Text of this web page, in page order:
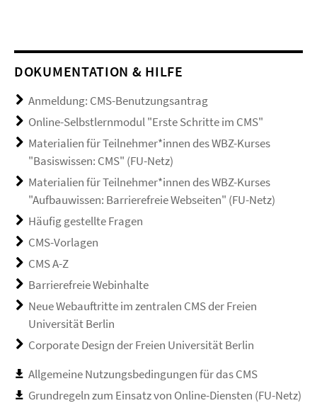
DOKUMENTATION & HILFE
Anmeldung: CMS-Benutzungsantrag
Online-Selbstlernmodul "Erste Schritte im CMS"
Materialien für Teilnehmer*innen des WBZ-Kurses
"Basiswissen: CMS" (FU-Netz)
Materialien für Teilnehmer*innen des WBZ-Kurses
"Aufbauwissen: Barrierefreie Webseiten" (FU-Netz)
Häufig gestellte Fragen
CMS-Vorlagen
CMS A-Z
Barrierefreie Webinhalte
Neue Webauftritte im zentralen CMS der Freien
Universität Berlin
Corporate Design der Freien Universität Berlin
Allgemeine Nutzungsbedingungen für das CMS
Grundregeln zum Einsatz von Online-Diensten (FU-Netz)